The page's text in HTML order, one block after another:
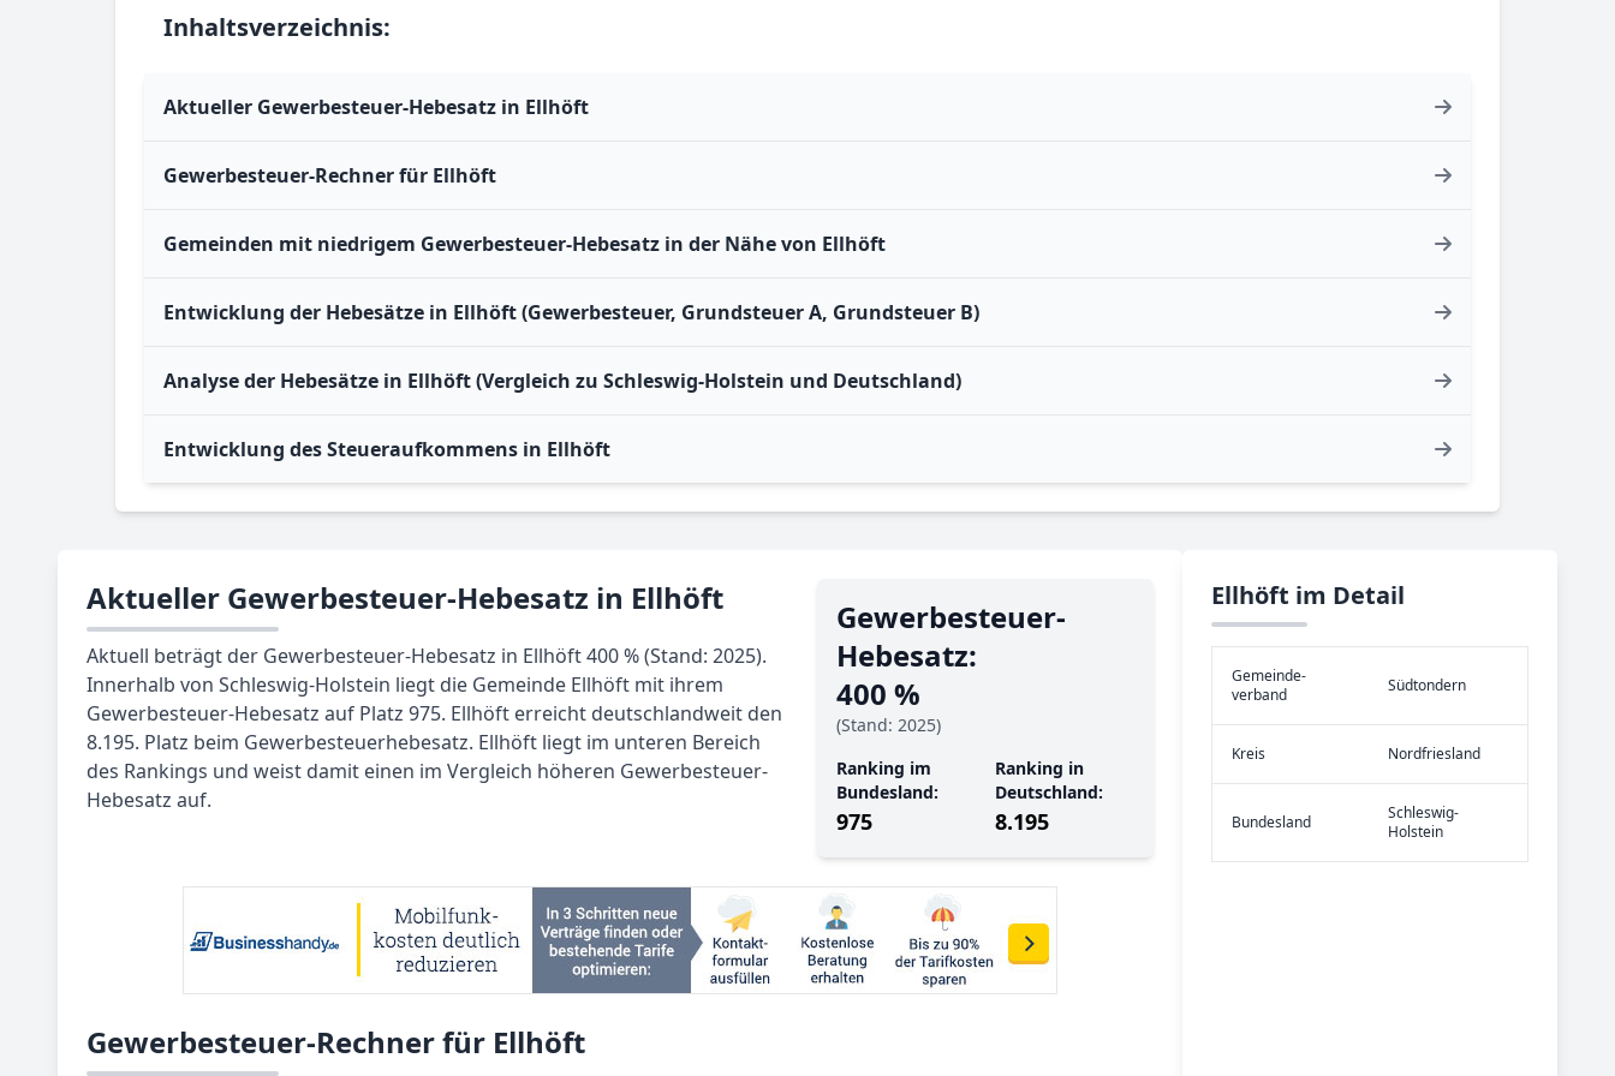
Inhaltsverzeichnis:
Aktueller Gewerbesteuer-Hebesatz in Ellhöft
Gewerbesteuer-Rechner für Ellhöft
Gemeinden mit niedrigem Gewerbesteuer-Hebesatz in der Nähe von Ellhöft
Entwicklung der Hebesätze in Ellhöft (Gewerbesteuer, Grundsteuer A, Grundsteuer B)
Analyse der Hebesätze in Ellhöft (Vergleich zu Schleswig-Holstein und Deutschland)
Entwicklung des Steueraufkommens in Ellhöft
Aktueller Gewerbesteuer-Hebesatz in Ellhöft
Aktuell beträgt der Gewerbesteuer-Hebesatz in Ellhöft 400 % (Stand: 2025).
Innerhalb von Schleswig-Holstein liegt die Gemeinde Ellhöft mit ihrem
Gewerbesteuer-Hebesatz auf Platz 975. Ellhöft erreicht deutschlandweit den
8.195. Platz beim Gewerbesteuerhebesatz. Ellhöft liegt im unteren Bereich
des Rankings und weist damit einen im Vergleich höheren Gewerbesteuer-
Hebesatz auf.
Gewerbe­steuer-
Hebe­satz:
400 %
(Stand: 2025)
Ranking im
Bundesland:
975
Ranking in
Deutschland:
8.195
Gewerbesteuer-Rechner für Ellhöft
Ellhöft im Detail
Gemeinde­
verband
Südtondern
Kreis Nordfriesland
Bundes­land
Schleswig-
Holstein